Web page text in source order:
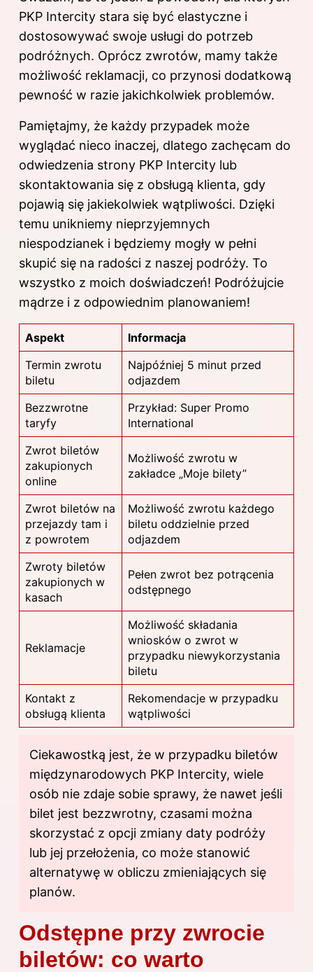
PKP Intercity stara się być elastyczne i
dostosowywać swoje usługi do potrzeb
podróżnych. Oprócz zwrotów, mamy także
możliwość reklamacji, co przynosi dodatkową
pewność w razie jakichkolwiek problemów.
Pamiętajmy, że każdy przypadek może
wyglądać nieco inaczej, dlatego zachęcam do
odwiedzenia strony PKP Intercity lub
skontaktowania się z obsługą klienta, gdy
pojawią się jakiekolwiek wątpliwości. Dzięki
temu unikniemy nieprzyjemnych
niespodzianek i będziemy mogły w pełni
skupić się na radości z naszej podróży. To
wszystko z moich doświadczeń! Podróżujcie
mądrze i z odpowiednim planowaniem!
Aspekt
Informacja
Termin zwrotu
biletu
Najpóźniej 5 minut przed
odjazdem
Bezzwrotne
taryfy
Przykład: Super Promo
International
Zwrot biletów
zakupionych
online
Możliwość zwrotu w
zakładce „Moje bilety”
Zwrot biletów na
przejazdy tam i
z powrotem
Możliwość zwrotu każdego
biletu oddzielnie przed
odjazdem
Zwroty biletów
zakupionych w
kasach
Pełen zwrot bez potrącenia
odstępnego
Reklamacje
Możliwość składania
wniosków o zwrot w
przypadku niewykorzystania
biletu
Kontakt z
obsługą klienta
Rekomendacje w przypadku
wątpliwości
Ciekawostką jest, że w przypadku biletów
międzynarodowych PKP Intercity, wiele
osób nie zdaje sobie sprawy, że nawet jeśli
bilet jest bezzwrotny, czasami można
skorzystać z opcji zmiany daty podróży
lub jej przełożenia, co może stanowić
alternatywę w obliczu zmieniających się
planów.
Odstępne przy zwrocie
biletów: co warto